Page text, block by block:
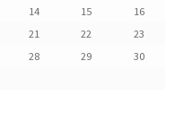
14 15
16
21 22
23
28 29
30